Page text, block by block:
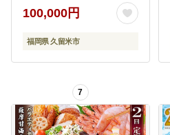
モ カタ すきしゃぶ グル
メ おかず フルーツ 厳選
お取り寄せ 福岡県 久留
100,000円
福岡県 久留米市
7